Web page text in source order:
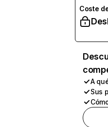
Coste
A
Sus